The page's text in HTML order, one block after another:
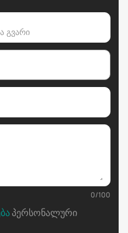
0/100
პერსონალური